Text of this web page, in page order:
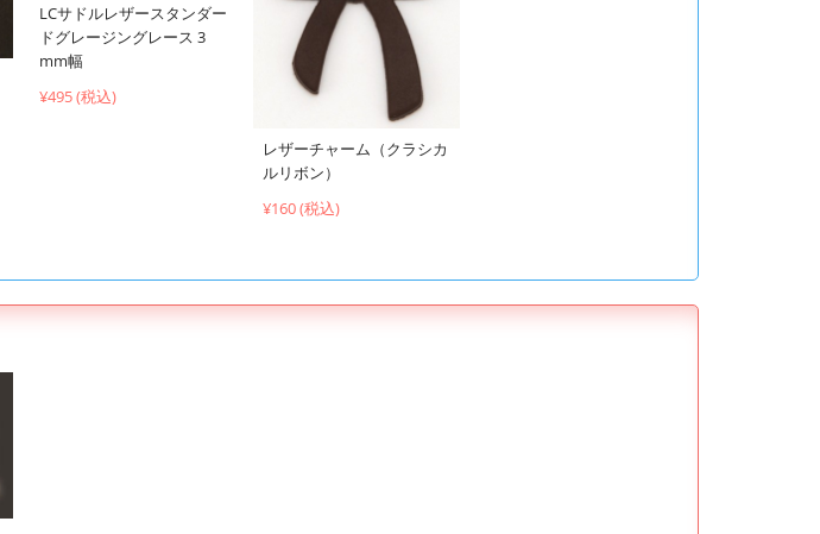
LCサドルレザースタンダー
ドグレージングレース 3
mm幅
¥495 (税込)
レザーチャーム（クラシカ
ルリボン）
¥160 (税込)